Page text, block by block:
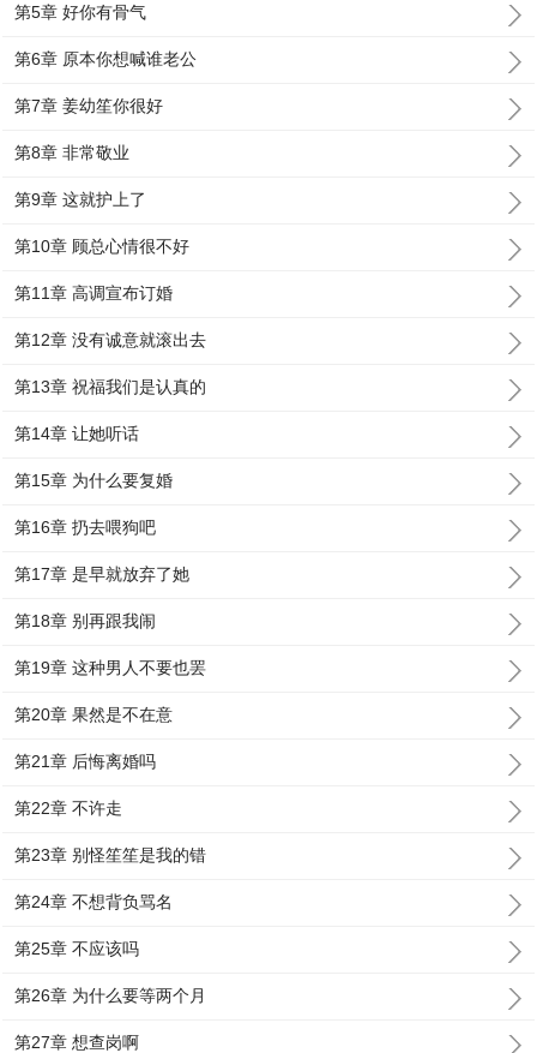
第5章 好你有骨气
第6章 原本你想喊谁老公
第7章 姜幼笙你很好
第8章 非常敬业
第9章 这就护上了
第10章 顾总心情很不好
第11章 高调宣布订婚
第12章 没有诚意就滚出去
第13章 祝福我们是认真的
第14章 让她听话
第15章 为什么要复婚
第16章 扔去喂狗吧
第17章 是早就放弃了她
第18章 别再跟我闹
第19章 这种男人不要也罢
第20章 果然是不在意
第21章 后悔离婚吗
第22章 不许走
第23章 别怪笙笙是我的错
第24章 不想背负骂名
第25章 不应该吗
第26章 为什么要等两个月
第27章 想查岗啊